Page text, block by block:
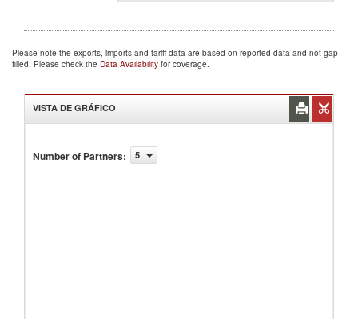
Please note the exports, imports and tariff data are based on reported data and not gap
filled. Please check the Data Availability for coverage.
VISTA DE GRÁFICO
Number of Partners: 5